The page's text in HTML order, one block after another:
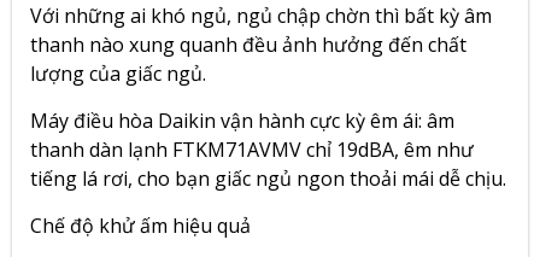
Với những ai khó ngủ, ngủ chập chờn thì bất kỳ âm
thanh nào xung quanh đều ảnh hưởng đến chất
lượng của giấc ngủ.
Máy điều hòa Daikin vận hành cực kỳ êm ái: âm
thanh dàn lạnh FTKM71AVMV chỉ 19dBA, êm như
tiếng lá rơi, cho bạn giấc ngủ ngon thoải mái dễ chịu.
Chế độ khử ấm hiệu quả